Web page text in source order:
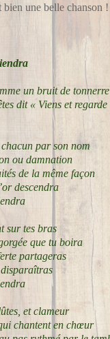
bien une belle chanson !
un bruit de tonnerre
dit « Viens et
par son nom
ou damnation
de la même façon
descendra
sur tes bras
que tu boira
partageras
et clameur
chantent en chœur